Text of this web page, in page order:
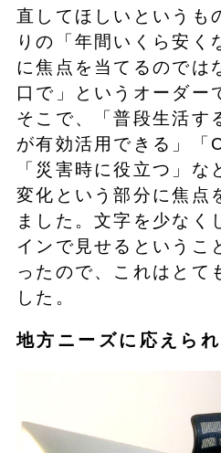
直してほしいというも
りの「年間いくら安く
に焦点を当てるのでは
口で」というオーダー
そこで、「普段生活す
が有効活用できる」「
「災害時に役立つ」
変化という部分に焦点
ました。文字を少なく
インで見せるというこ
ったので、これはとて
した。
地方ニーズに応えら